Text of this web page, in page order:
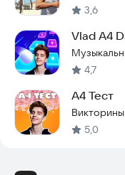
3,6
Vlad A4
4,7
A4 Тест
Викторины
5,0